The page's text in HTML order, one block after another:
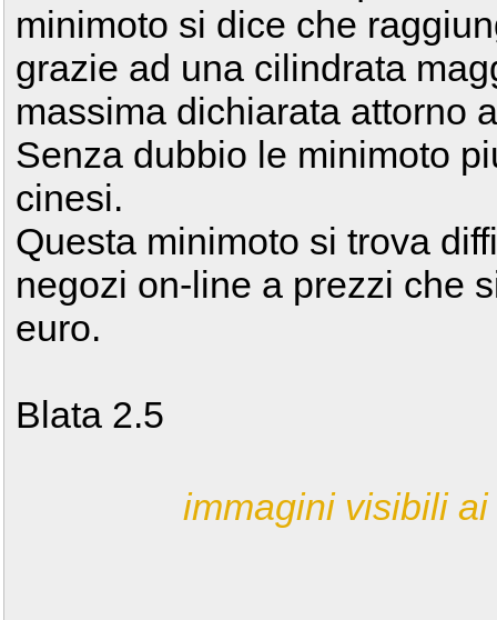
minimoto si dice che
grazie ad una cilindrata
massima dichiarata attorno
Senza dubbio le minimoto
cinesi.
Questa minimoto si trova
negozi on-line a prezzi che
euro.
Blata 2.5
immagini visibili